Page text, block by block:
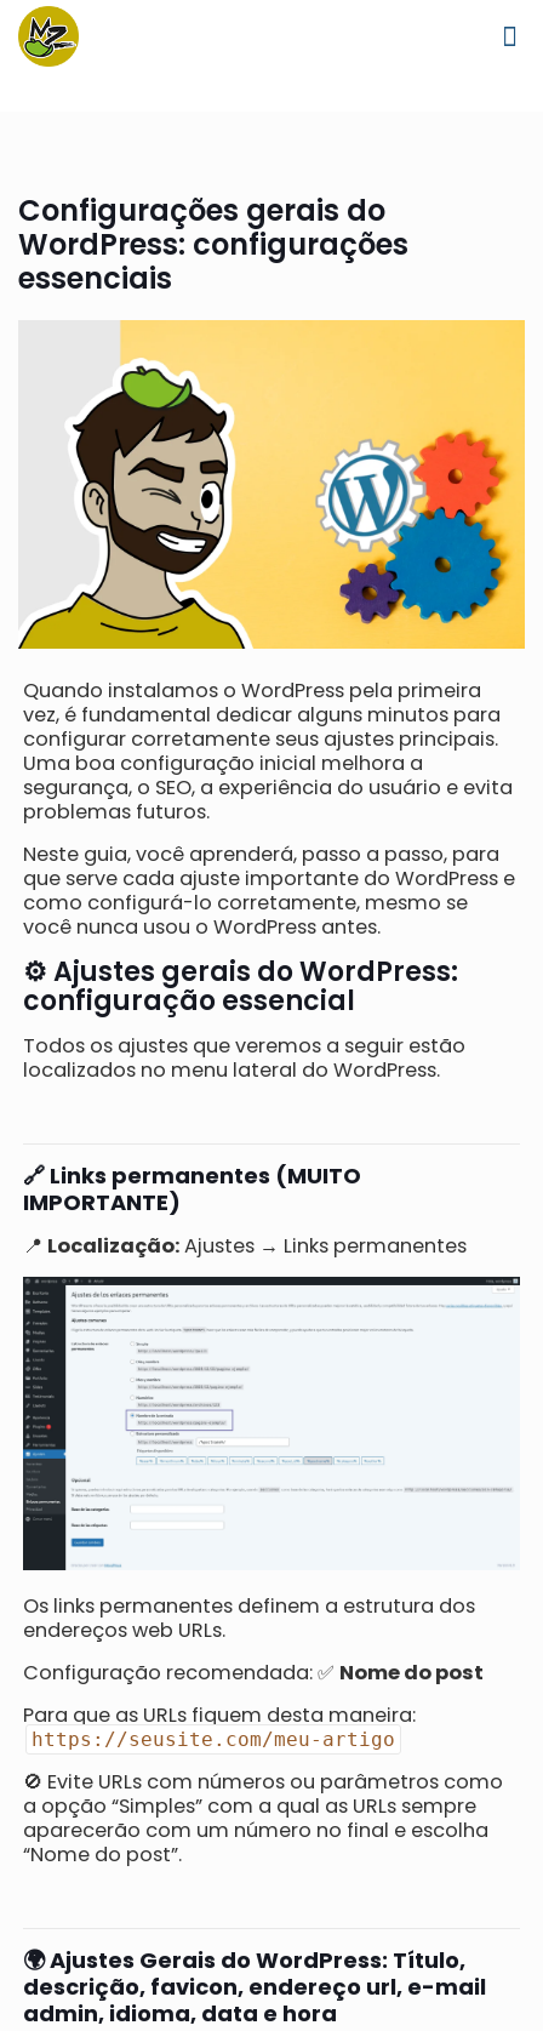
Configurações gerais do
WordPress: configurações
essenciais
Quando instalamos o WordPress pela primeira
vez, é fundamental dedicar alguns minutos para
configurar corretamente seus ajustes principais.
Uma boa configuração inicial melhora a
segurança, o SEO, a experiência do usuário e evita
problemas futuros.
Neste guia, você aprenderá, passo a passo, para
que serve cada ajuste importante do WordPress e
como configurá-lo corretamente, mesmo se
você nunca usou o WordPress antes.
⚙️ Ajustes gerais do WordPress:
configuração essencial
Todos os ajustes que veremos a seguir estão
localizados no menu lateral do WordPress.
🔗 Links permanentes (MUITO
IMPORTANTE)
📍 Localização:Ajustes → Links permanentes
Os links permanentes definem a estrutura dos
endereços web URLs.
Configuração recomendada: ✅ Nome do post
Para que as URLs fiquem desta maneira:
https://seusite.com/meu-artigo
🚫 Evite URLs com números ou parâmetros como
a opção “Simples” com a qual as URLs sempre
aparecerão com um número no final e escolha
“Nome do post”.
🌍 Ajustes Gerais do WordPress: Título,
descrição, favicon, endereço url, e-mail
admin, idioma, data e hora